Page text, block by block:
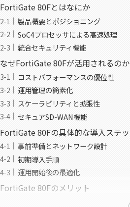
FortiGate 80Fとはなにか
製品概要とポジショニング
SoC4プロセッサによる高速処理
統合セキュリティ機能
なぜFortiGate 80Fが活用されるのか
コストパフォーマンスの優位性
運用管理の簡素化
スケーラビリティと拡張性
セキュアSD-WAN機能
FortiGate 80Fの具体的な導入ステ
事前準備とネットワーク設計
初期導入手順
運用開始後の最適化
FortiGate 80Fのメリット